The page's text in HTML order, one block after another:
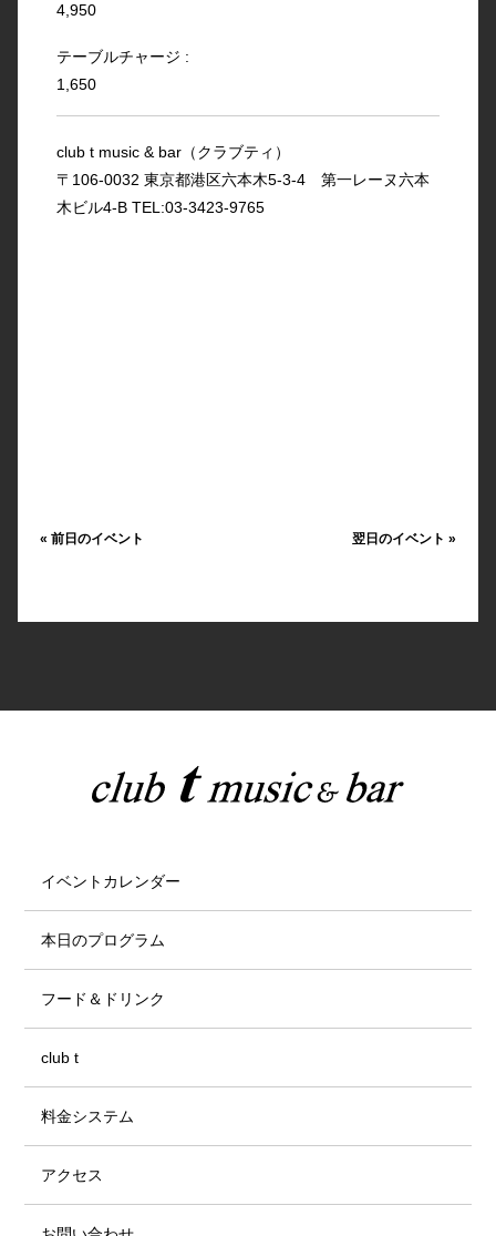
4,950
テーブルチャージ :
1,650
club t music & bar（クラブティ）
〒106-0032 東京都港区六本木5-3-4 第一レーヌ六本
木ビル4-B TEL:03-3423-9765
« 前日のイベント 翌日のイベント»
イベントカレンダー
本日のプログラム
フード＆ドリンク
club t
料金システム
アクセス